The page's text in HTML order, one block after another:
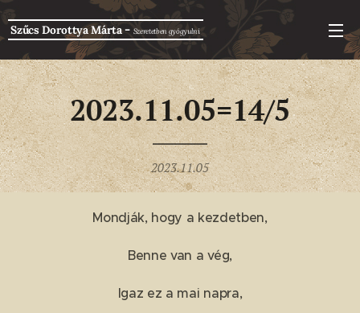
Szűcs Dorottya Márta-Szeretetben gyógyulni
2023.11.05=14/5
2023.11.05
Mondják, hogy a kezdetben,
Benne van a vég,
Igaz ez a mai napra,